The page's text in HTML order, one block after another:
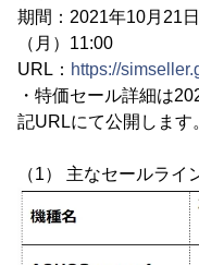
期間：2021年10月21
（月）11:00
URL： https://
・特価セール詳細は
記URLにて公開します
（1） 主なセールライ